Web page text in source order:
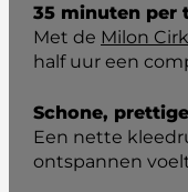
35 minuten per
Met de Milon
half uur een
Schone,
Een nette
ontspannen